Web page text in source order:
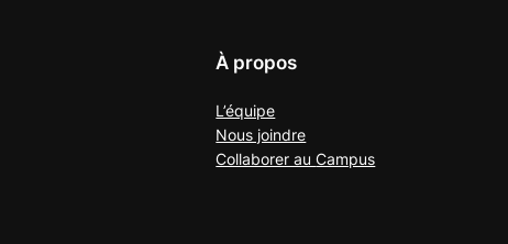
À propos
L’équipe
Nous joindre
Collaborer auCampus